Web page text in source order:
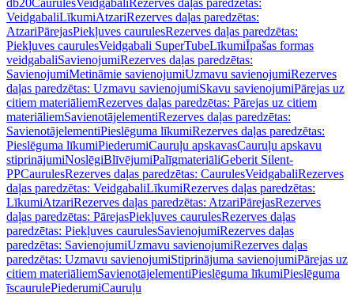
db20CaurulesVeidgabaliRezerves daļas paredzētas:
VeidgabaliLīkumiAtzariRezerves daļas paredzētas:
AtzariPārejasPiekļuves caurulesRezerves daļas paredzētas:
Piekļuves caurulesVeidgabali SuperTubeLīkumiĪpašas formas
veidgabaliSavienojumiRezerves daļas paredzētas:
SavienojumiMetināmie savienojumiUzmavu savienojumiRezerves
daļas paredzētas: Uzmavu savienojumiSkavu savienojumiPārejas uz
citiem materiāliemRezerves daļas paredzētas: Pārejas uz citiem
materiāliemSavienotājelementiRezerves daļas paredzētas:
SavienotājelementiPieslēguma līkumiRezerves daļas paredzētas:
Pieslēguma līkumiPiederumiCauruļu apskavasCauruļu apskavu
stiprinājumiNoslēgiBlīvējumiPalīgmateriāliGeberit Silent-
PPCaurulesRezerves daļas paredzētas: CaurulesVeidgabaliRezerves
daļas paredzētas: VeidgabaliLīkumiRezerves daļas paredzētas:
LīkumiAtzariRezerves daļas paredzētas: AtzariPārejasRezerves
daļas paredzētas: PārejasPiekļuves caurulesRezerves daļas
paredzētas: Piekļuves caurulesSavienojumiRezerves daļas
paredzētas: SavienojumiUzmavu savienojumiRezerves daļas
paredzētas: Uzmavu savienojumiStiprinājuma savienojumiPārejas uz
citiem materiāliemSavienotājelementiPieslēguma līkumiPieslēguma
īscaurulePiederumiCauruļu